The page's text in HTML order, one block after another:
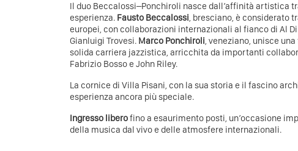
Il duo Beccalossi–Ponchiroli nasce dall’affinità artistica
esperienza. Fausto Beccalossi, bresciano, è considerato
europei, con collaborazioni internazionali al fianco di Al Di
Gianluigi Trovesi. Marco Ponchiroli, veneziano, unisce
solida carriera jazzistica, arricchita da importanti
Fabrizio Bosso e John Riley.
La cornice di Villa Pisani, con la sua storia e il fascino
esperienza ancora più speciale.
Ingresso liberofino a esaurimento posti, un’occasione
della musica dal vivo e delle atmosfere internazionali.